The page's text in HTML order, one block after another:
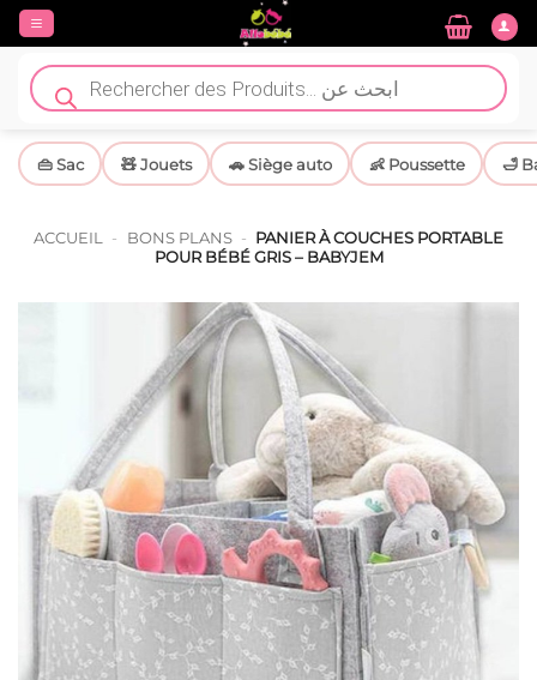
Passer
contenu
Recherche
de
produits
👜 Sac 🧸 Jouets 🚗 Siège auto 👶 Poussette 🛁
ACCUEIL - BONS PLANS - PANIER À COUCHES PORTABLE
POUR BÉBÉ GRIS – BABYJEM